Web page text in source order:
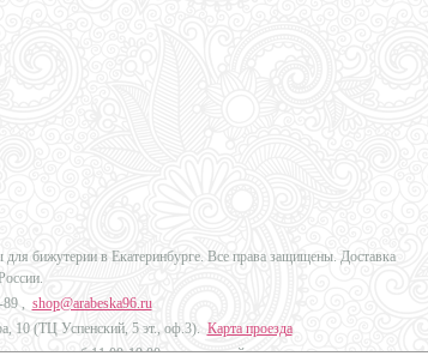
бижутерии в Екатеринбурге. Все права защищены. Доставка
89, shop@arabeska96.ru
10 (ТЦ Успенский, 5 эт., оф.3). Карта проезда